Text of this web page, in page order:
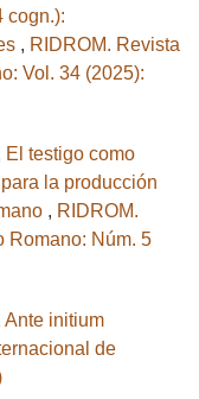
cogn.):
, RIDROM. Revista
Vol. 34 (2025):
El testigo como
la producción
, RIDROM.
Romano: Núm. 5
Ante initium
de